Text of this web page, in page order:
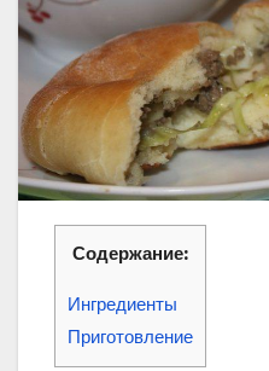
Содержание:
Ингредиенты
Приготовление